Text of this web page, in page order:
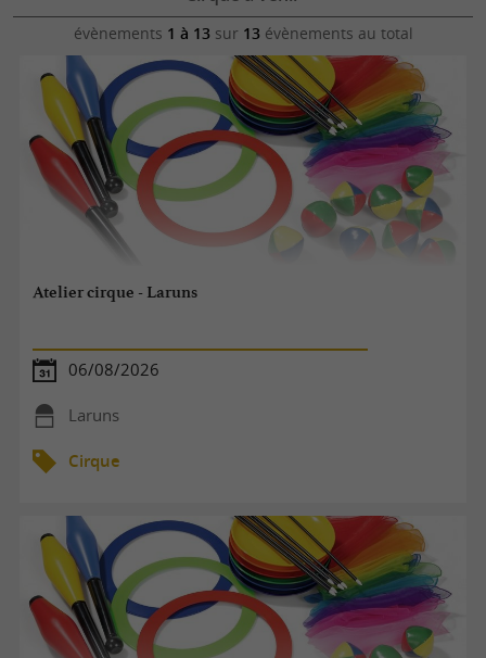
évènements 1 à 13sur 13évènements au total
Atelier cirque - Laruns
06/08/2026
Laruns
Cirque